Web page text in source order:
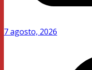
7 agosto, 2026